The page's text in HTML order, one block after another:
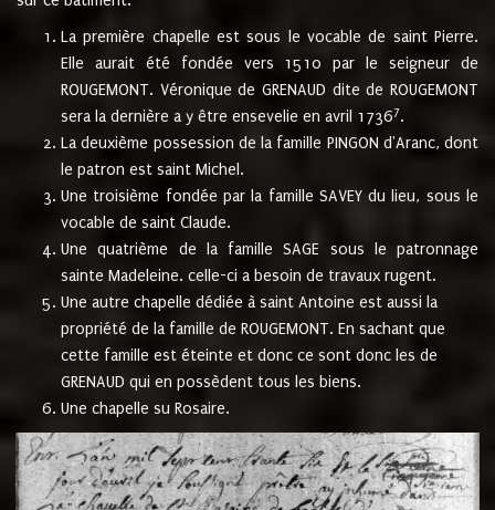
La première chapelle est sous le vocable de saint Pierre.
Elle aurait été fondée vers 1510 par le seigneur de
ROUGEMONT. Véronique de GRENAUD dite de ROUGEMONT
sera la dernière a y être ensevelie en avril 17367.
La deuxième possession de la famille PINGON d'Aranc, dont
le patron est saint Michel.
Une troisième fondée par la famille SAVEY du lieu, sous le
vocable de saint Claude.
Une quatrième de la famille SAGE sous le patronnage
sainte Madeleine. celle-ci a besoin de travaux rugent.
Une autre chapelle dédiée à saint Antoine est aussi la
propriété de la famille de ROUGEMONT. En sachant que
cette famille est éteinte et donc ce sont donc les de
GRENAUD qui en possèdent tous les biens.
Une chapelle su Rosaire.